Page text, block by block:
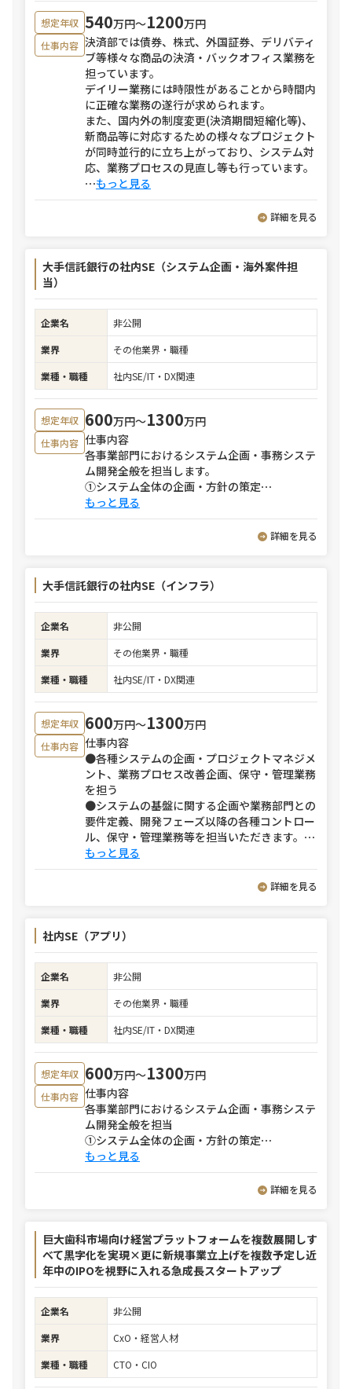
想定年収 540万円〜1200万円
仕事内容 決済部では債券、株式、外国証券、デリバティ
ブ等様々な商品の決済・バックオフィス業務を
担っています。
デイリー業務には時限性があることから時間内
に正確な業務の遂行が求められます。
また、国内外の制度変更(決済期間短縮化等)、
新商品等に対応するための様々なプロジェクト
が同時並行的に立ち上がっており、システム対
応、業務プロセスの見直し等も行っています。
⋯もっと見る
詳細を見る
大手信託銀行の社内SE（システム企画・海外案件担
当）
企業名
非公開
業界
その他業界・職種
業種・職種
社内SE/IT・DX関連
想定年収 600万円〜1300万円
仕事内容 仕事内容
各事業部門におけるシステム企画・事務システ
ム開発全般を担当します。
①システム全体の企画・方針の策定⋯
もっと見る
詳細を見る
大手信託銀行の社内SE（インフラ）
企業名
非公開
業界
その他業界・職種
業種・職種
社内SE/IT・DX関連
想定年収 600万円〜1300万円
仕事内容 仕事内容
●各種システムの企画・プロジェクトマネジメ
ント、業務プロセス改善企画、保守・管理業務
を担う
●システムの基盤に関する企画や業務部門との
要件定義、開発フェーズ以降の各種コントロー
ル、保守・管理業務等を担当いただきます。 ⋯
もっと見る
詳細を見る
社内SE（アプリ）
企業名
非公開
業界
その他業界・職種
業種・職種
社内SE/IT・DX関連
想定年収 600万円〜1300万円
仕事内容 仕事内容
各事業部門におけるシステム企画・事務システ
ム開発全般を担当
①システム全体の企画・方針の策定⋯
もっと見る
詳細を見る
巨大歯科市場向け経営プラットフォームを複数展開しす
べて黒字化を実現×更に新規事業立上げを複数予定し近
年中のIPOを視野に入れる急成長スタートアップ
企業名
非公開
業界
CxO・経営人材
業種・職種
CTO・CIO